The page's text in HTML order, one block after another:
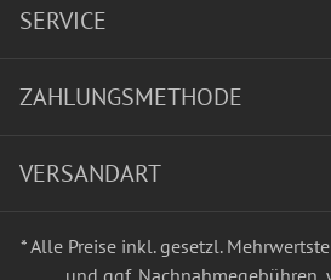
SERVICE
ZAHLUNGSMETHODE
VERSANDART
* Alle Preise inkl. gesetzl.